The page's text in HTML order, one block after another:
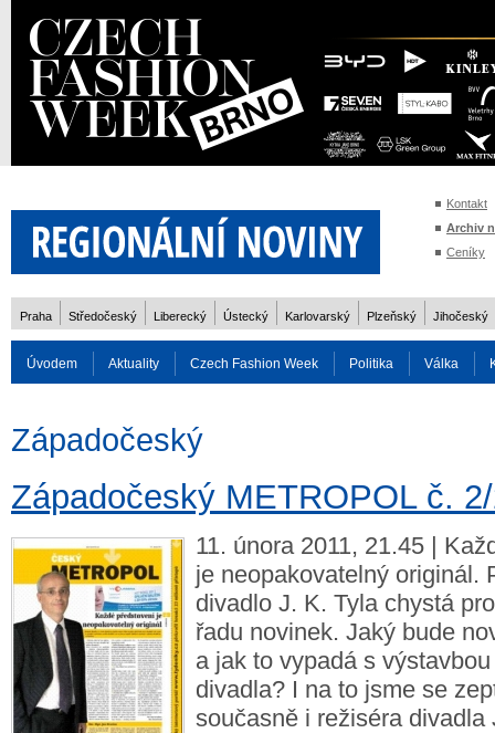
Kontakt
Archiv
Ceníky
Praha Středočeský Liberecký Ústecký Karlovarský Plzeňský Jihočeský
Úvodem Aktuality Czech Fashion Week Politika Válka
Rozhovory
Západočeský
Západočeský METROPOL č.
11. února 2011, 21.45 |
je neopakovatelný originál.
divadlo J. K. Tyla chystá
řadu novinek. Jaký bude
a jak to vypadá s
divadla? I na to jsme se
současně i režiséra divadla